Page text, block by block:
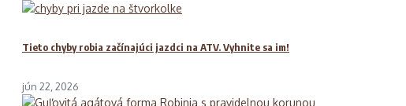
Tieto chyby robia začínajúci jazdci na ATV. Vyhnite sa im!
jún 22, 2026